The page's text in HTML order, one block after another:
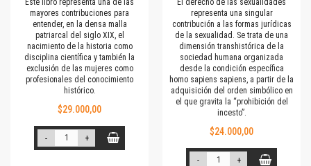
mayores contribuciones para
entender, en la densa malla
patriarcal del siglo XIX, el
nacimiento de la historia como
disciplina científica y también la
exclusión de las mujeres como
profesionales del conocimiento
histórico.
$29.000,00
- +
representa una singular
contribución a las formas jurídicas
de la sexualidad. Se trata de una
dimensión transhistórica de la
sociedad humana organizada
desde la condición específica
homo sapiens sapiens, a partir de la
adquisición del orden simbólico en
el que gravita la “prohibición del
incesto”.
$24.000,00
- +